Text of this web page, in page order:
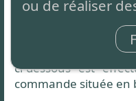
ou de réaliser
par tous et à
Zone de commande
L'accès aux
ci-dessous est
commande située en